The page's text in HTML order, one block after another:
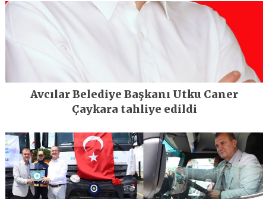
Avcılar Belediye Başkanı Utku Caner
Çaykara tahliye edildi